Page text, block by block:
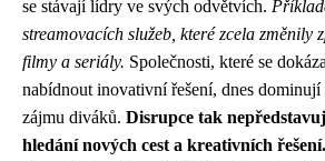
se stávají lídry ve svých odvětvích.
streamovacích služeb, které zcela změnily
filmy a seriály. Společnosti, které se
nabídnout inovativní řešení, dnes dominují
zájmu diváků. Disrupce tak
hledání nových cest a kreativních řešení.